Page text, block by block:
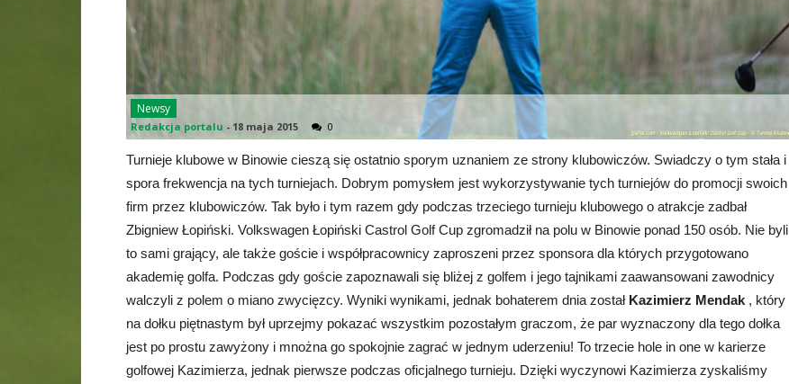
Newsy
Redakcja portalu - 18 maja 2015 0
Turnieje klubowe w Binowie cieszą się ostatnio sporym uznaniem ze strony klubowiczów. Swiadczy o tym stała i
spora frekwencja na tych turniejach. Dobrym pomysłem jest wykorzystywanie tych turniejów do promocji swoich
firm przez klubowiczów. Tak było i tym razem gdy podczas trzeciego turnieju klubowego o atrakcje zadbał
Zbigniew Łopiński. Volkswagen Łopiński Castrol Golf Cup zgromadził na polu w Binowie ponad 150 osób. Nie byli
to sami grający, ale także goście i współpracownicy zaproszeni przez sponsora dla których przygotowano
akademię golfa. Podczas gdy goście zapoznawali się bliżej z golfem i jego tajnikami zaawansowani zawodnicy
walczyli z polem o miano zwycięzcy. Wyniki wynikami, jednak bohaterem dnia został Kazimierz Mendak , który
na dołku piętnastym był uprzejmy pokazać wszystkim pozostałym graczom, że par wyznaczony dla tego dołka
jest po prostu zawyżony i mnożna go spokojnie zagrać w jednym uderzeniu! To trzecie hole in one w karierze
golfowej Kazimierza, jednak pierwsze podczas oficjalnego turnieju. Dzięki wyczynowi Kazimierza zyskaliśmy